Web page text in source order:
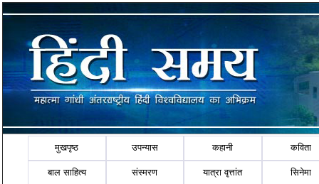
मुखपृष्ठ उपन्यास कहानी कविता
बाल साहित्य संस्मरण यात्रा वृत्तांत सिनेमा